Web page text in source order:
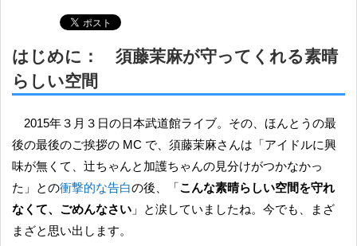
はじめに： 須藤茉麻が守ってくれる素晴
らしい空間
2015年３月３日の日本武道館ライブ。その、ほんとうの最
後の最後のご挨拶の MC で、須藤茉麻さんは「アイドルに興
味が無くて、辻ちゃんと加護ちゃんの見分けがつかなかっ
た」との衝撃的な告白の後、「こんな素晴らしい空間を守れ
なくて、ごめんなさい 」と涙していましたね。今でも、まざ
まざと思い出します。